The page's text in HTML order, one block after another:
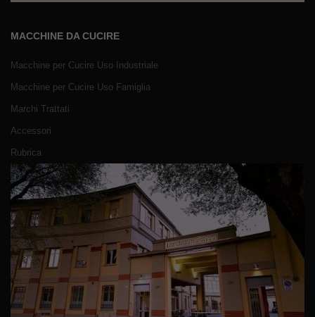
MACCHINE DA CUCIRE
Macchine per Cucire Uso Industriale
Macchine per Cucire Uso Famiglia
Marchi Trattati
Accessori
Rubrica